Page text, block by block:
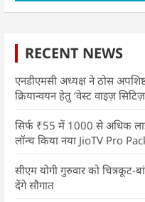
RECENT NEWS
एनडीएमसी अध्यक्ष ने ठोस
क्रियान्वयन हेतु ‘वेस्ट वाइज़
सिर्फ ₹55 में 1000 से अधिक
लॉन्च किया नया JioTV Pro
सीएम योगी गुरुवार को चित्रकूट-
देंगे सौगात